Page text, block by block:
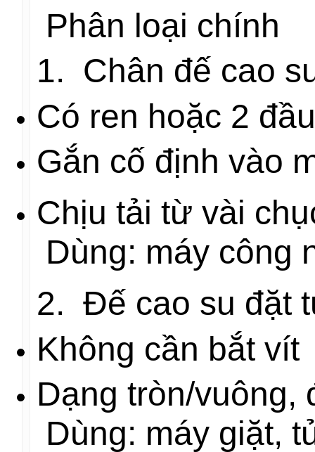
Phân loại chính
1. Chân đế cao
Có ren hoặc 2
Gắn cố định vào
Chịu tải từ vài
Dùng: máy công
2. Đế cao su đặt
Không cần bắt vít
Dạng tròn/vuông,
Dùng: máy giặt,